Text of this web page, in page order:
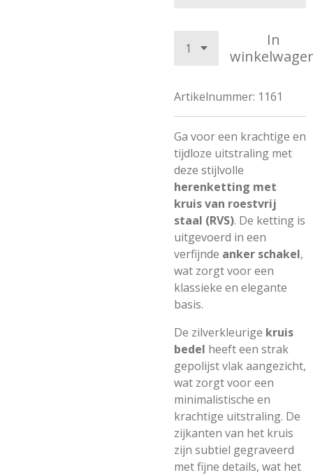
In
Artikelnummer: 1161
Ga voor een krachtige en
tijdloze uitstraling met
deze stijlvolle
herenketting met
kruis van roestvrij
staal (RVS). De ketting is
uitgevoerd in een
verfijnde anker schakel,
wat zorgt voor een
klassieke en elegante
basis.
De zilverkleurige kruis
bedel heeft een strak
gepolijst vlak aangezicht,
wat zorgt voor een
minimalistische en
krachtige uitstraling. De
zijkanten van het kruis
zijn subtiel gegraveerd
met fijne details, wat het